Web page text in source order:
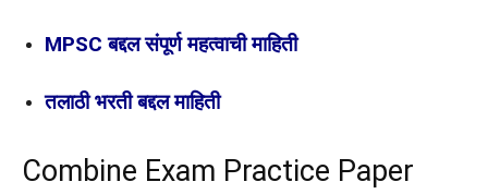
MPSC बद्दल संपूर्ण महत्वाची माहिती
तलाठी भरती बद्दल माहिती
Combine Exam Practice Paper